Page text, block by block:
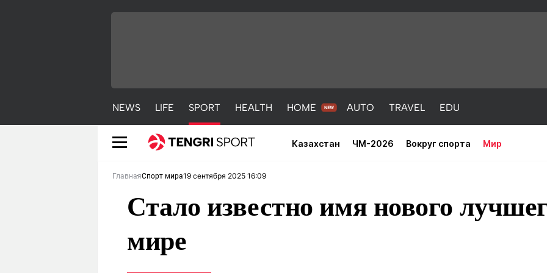
NEWS LIFE SPORT HEALTH HOME AUTO TRAVEL EDU
Казахстан ЧМ-2026 Вокруг спорта Мир
ГлавнаяСпорт мира19 сентября 2025 16:09
Стало известно имя нового
мире